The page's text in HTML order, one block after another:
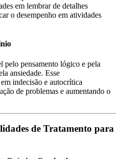
em lembrar de detalhes
o desempenho em atividades
pelo pensamento lógico e pela
ansiedade. Esse
indecisão e autocrítica
de problemas e aumentando o
de Tratamento para